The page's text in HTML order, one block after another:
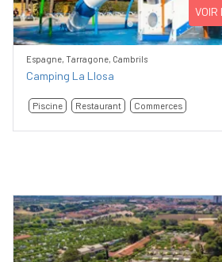
VOIR
Espagne, Tarragone, Cambrils
Camping La Llosa
Piscine Restaurant Commerces